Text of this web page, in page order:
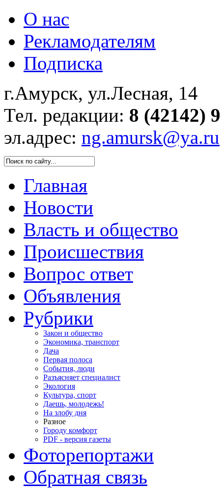
О нас
Рекламодателям
Подписка
г.Амурск, ул.Лесная, 14
Тел. редакции: 8 (42142)
эл.адрес: ng.amursk@ya.ru
Главная
Новости
Власть и общество
Происшествия
Вопрос ответ
Объявления
Рубрики
Закон и общество
Экономика, транспорт
Дача
Первая полоса
События, люди
Разъясняет специалист
Экология
Культура, спорт
Даешь, молодежь!
На злобу дня
Разное
Городу комфорт
PDF - версия газеты
Фоторепортажи
Обратная связь